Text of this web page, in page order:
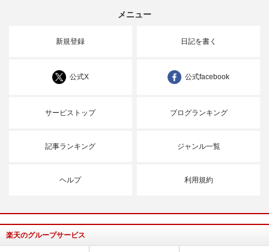
メニュー
新規登録 日記を書く
公式X 公式facebook
サービストップ ブログランキング
記事ランキング ジャンル一覧
ヘルプ 利用規約
楽天のグループサービス